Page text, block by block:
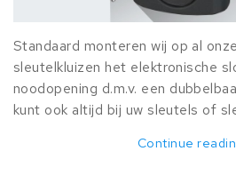
Standaard monteren wij op al
sleutelkluizen het elektronische
noodopening d.m.v. een
kunt ook altijd bij uw sleutels of
Continue